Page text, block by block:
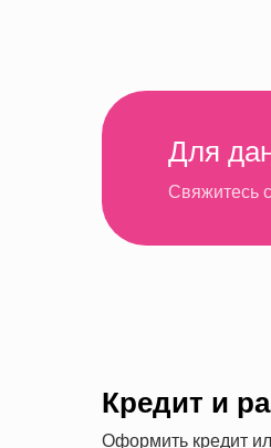
Для
Свяжитесь
Оформить кредит
Кредит и